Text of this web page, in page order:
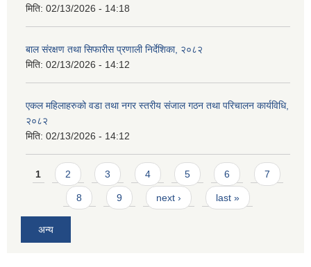
मिति: 02/13/2026 - 14:18
बाल संरक्षण तथा सिफारीस प्रणाली निर्देशिका, २०८२
मिति: 02/13/2026 - 14:12
एकल महिलाहरुको वडा तथा नगर स्तरीय संजाल गठन तथा परिचालन कार्यविधि,
२०८२
मिति: 02/13/2026 - 14:12
Pages
1 2 3 4 5 6 7
8 9 next › last »
अन्य